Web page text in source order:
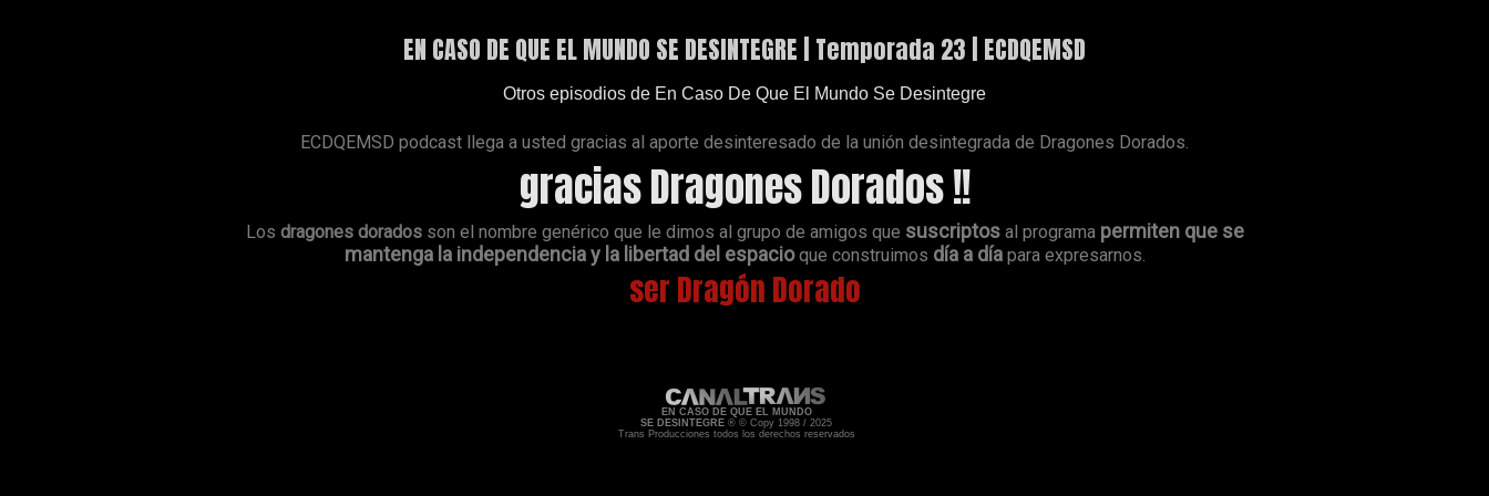
EN CASO DE QUE EL MUNDO SE DESINTEGRE | Temporada 23 | ECDQEMSD
Otros episodios de En Caso De Que El Mundo Se Desintegre
ECDQEMSD podcast llega a usted gracias al aporte desinteresado de la unión desintegrada de Dragones Dorados.
gracias Dragones Dorados !!
Los dragones doradosson el nombre genérico que le dimos al grupo de amigos que suscriptosal programa permiten que se
mantenga la independencia y la libertad del espacioque construimos día a díapara expresarnos.
ser Dragón Dorado
EN CASO DE QUE EL MUNDO
SE DESINTEGRE ® © Copy 1998 / 2025
Trans Producciones todos los derechos reservados